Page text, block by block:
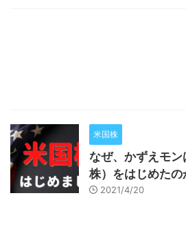
米国株
なぜ、かずえモ
株）をはじめたの
2021/4/20